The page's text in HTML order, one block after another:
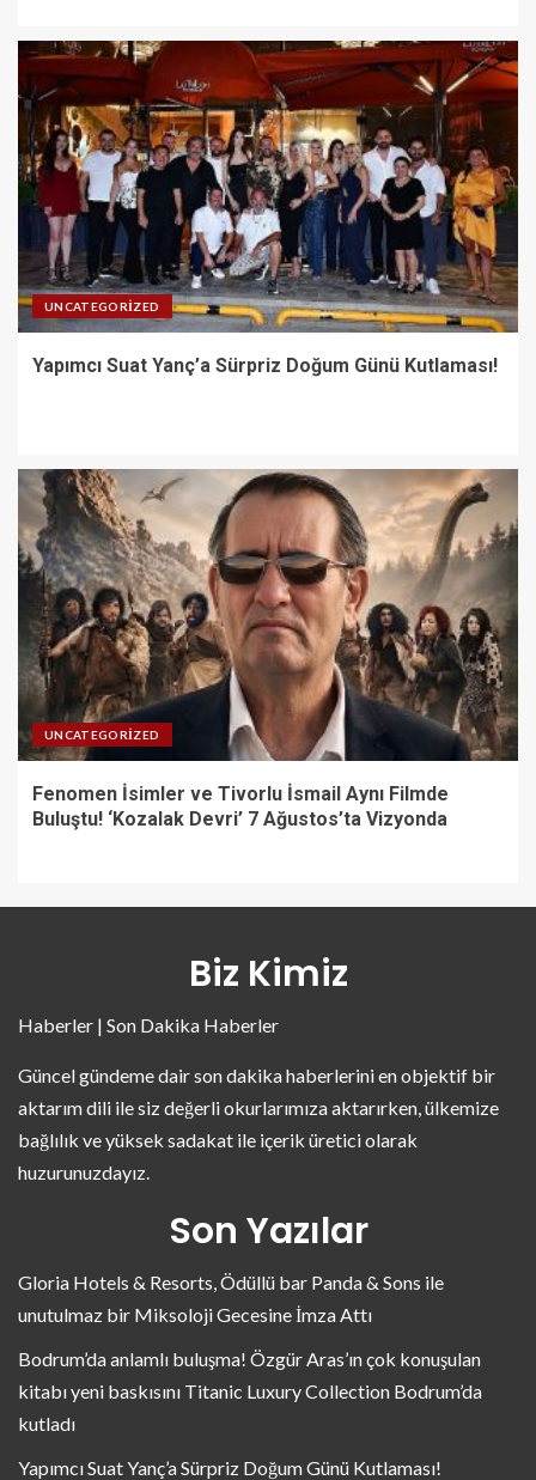
UNCATEGORIZED
Yapımcı Suat Yanç’a Sürpriz Doğum Günü Kutlaması!
UNCATEGORIZED
Fenomen İsimler ve Tivorlu İsmail Aynı Filmde
Buluştu! ‘Kozalak Devri’ 7 Ağustos’ta Vizyonda
Biz Kimiz
Haberler | Son Dakika Haberler
Güncel gündeme dair son dakika haberlerini en objektif bir
aktarım dili ile siz değerli okurlarımıza aktarırken, ülkemize
bağlılık ve yüksek sadakat ile içerik üretici olarak
huzurunuzdayız.
Son Yazılar
Gloria Hotels & Resorts, Ödüllü bar Panda & Sons ile
unutulmaz bir Miksoloji Gecesine İmza Attı
Bodrum’da anlamlı buluşma! Özgür Aras’ın çok konuşulan
kitabı yeni baskısını Titanic Luxury Collection Bodrum’da
kutladı
Yapımcı Suat Yanç’a Sürpriz Doğum Günü Kutlaması!